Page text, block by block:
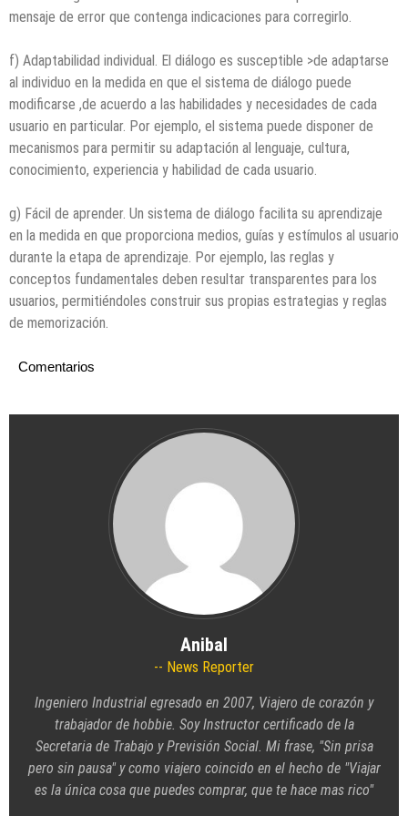
mensaje de error que contenga indicaciones para corregirlo.
f) Adaptabilidad individual. El diálogo es susceptible >de adaptarse
al individuo en la medida en que el sistema de diálogo puede
modificarse ,de acuerdo a las habilidades y necesidades de cada
usuario en particular. Por ejemplo, el sistema puede disponer de
mecanismos para permitir su adaptación al lenguaje, cultura,
conocimiento, experiencia y habilidad de cada usuario.
g) Fácil de aprender. Un sistema de diálogo facilita su aprendizaje
en la medida en que proporciona medios, guías y estímulos al usuario
durante la etapa de aprendizaje. Por ejemplo, las reglas y
conceptos fundamentales deben resultar transparentes para los
usuarios, permitiéndoles construir sus propias estrategias y reglas
de memorización.
Comentarios
Anibal
News Reporter
Ingeniero Industrial egresado en 2007, Viajero de corazón y
trabajador de hobbie. Soy Instructor certificado de la
Secretaria de Trabajo y Previsión Social. Mi frase, "Sin prisa
pero sin pausa" y como viajero coincido en el hecho de "Viajar
es la única cosa que puedes comprar, que te hace mas rico"